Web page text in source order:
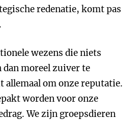
redenatie, komt pas
wezens die niets
moreel zuiver te
allemaal om onze reputatie.
worden voor onze
We zijn groepsdieren